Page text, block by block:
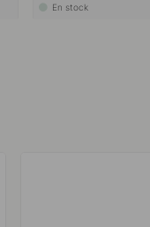
En stock